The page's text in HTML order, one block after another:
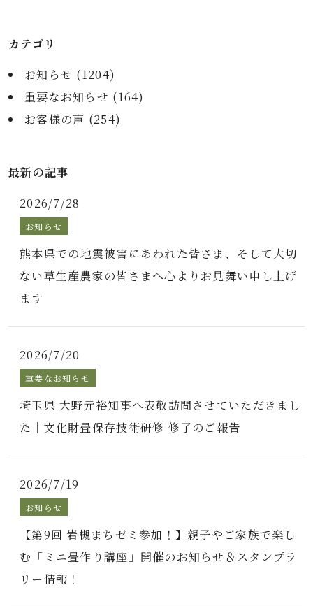
カテゴリ
お知らせ (1204)
重要なお知らせ (164)
お客様の声 (254)
最新の記事
2026/7/28
お知らせ
熊本県での地震被害にあわれた皆さま、そして大切
ない草生産農家の皆さまへ心よりお見舞い申し上げ
ます
2026/7/20
重要なお知らせ
埼玉県 大野元裕知事へ表敬訪問させていただきまし
た｜文化財畳保存技術研修 修了のご報告
2026/7/19
お知らせ
【第9回 岩槻まちゼミ参加！】親子やご家族で楽し
む「ミニ畳作り講座」開催のお知らせ＆スタンプラ
リー情報！